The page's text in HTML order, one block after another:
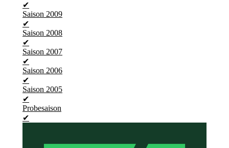
✔
Saison 2009
✔
Saison 2008
✔
Saison 2007
✔
Saison 2006
✔
Saison 2005
✔
Probesaison
✔